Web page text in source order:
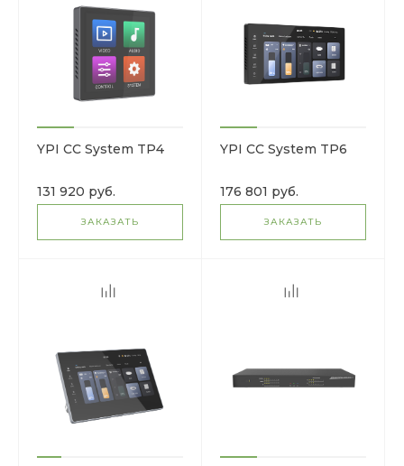
YPI CC System TP4
131 920 руб.
ЗАКАЗАТЬ
YPI CC System TP6
176 801 руб.
ЗАКАЗАТЬ